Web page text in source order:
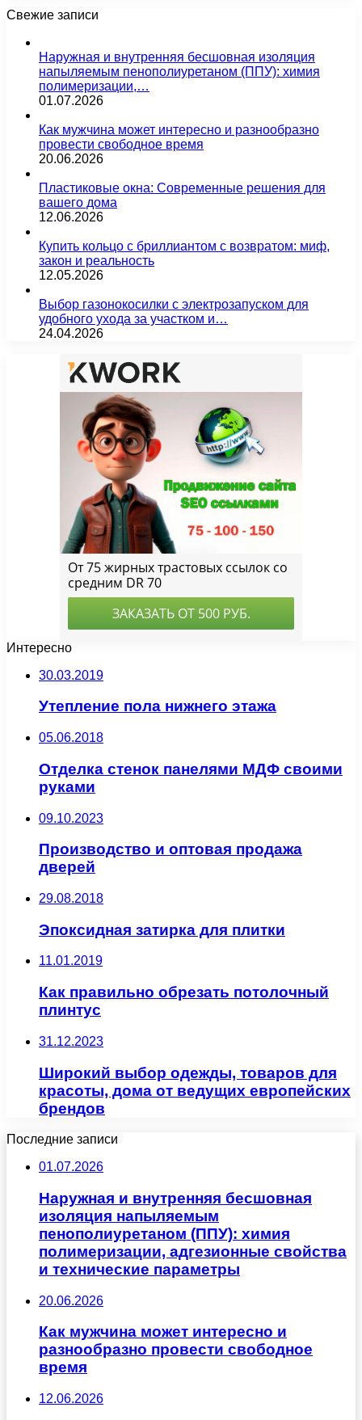
Свежие записи
Наружная и внутренняя бесшовная изоляция
напыляемым пенополиуретаном (ППУ): химия
полимеризации,…
01.07.2026
Как мужчина может интересно и разнообразно
провести свободное время
20.06.2026
Пластиковые окна: Современные решения для
вашего дома
12.06.2026
Купить кольцо с бриллиантом с возвратом: миф,
закон и реальность
12.05.2026
Выбор газонокосилки с электрозапуском для
удобного ухода за участком и…
24.04.2026
Интересно
30.03.2019
Утепление пола нижнего этажа
05.06.2018
Отделка стенок панелями МДФ своими
руками
09.10.2023
Производство и оптовая продажа
дверей
29.08.2018
Эпоксидная затирка для плитки
11.01.2019
Как правильно обрезать потолочный
плинтус
31.12.2023
Широкий выбор одежды, товаров для
красоты, дома от ведущих европейских
брендов
Последние записи
01.07.2026
Наружная и внутренняя бесшовная
изоляция напыляемым
пенополиуретаном (ППУ): химия
полимеризации, адгезионные свойства
и технические параметры
20.06.2026
Как мужчина может интересно и
разнообразно провести свободное
время
12.06.2026